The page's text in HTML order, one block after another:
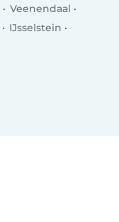
Veenendaal
IJsselstein